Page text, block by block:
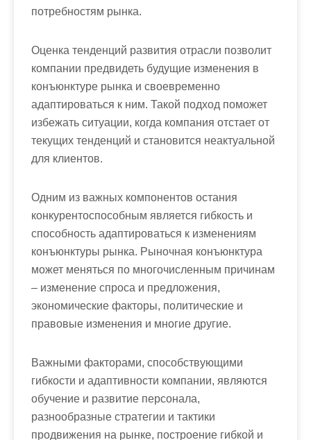
потребностям рынка.
Оценка тенденций развития отрасли позволит
компании предвидеть будущие изменения в
конъюнктуре рынка и своевременно
адаптироваться к ним. Такой подход поможет
избежать ситуации, когда компания отстает от
текущих тенденций и становится неактуальной
для клиентов.
Одним из важных компонентов остания
конкурентоспособным является гибкость и
способность адаптироваться к изменениям
конъюнктуры рынка. Рыночная конъюнктура
может меняться по многочисленным причинам
– изменение спроса и предложения,
экономические факторы, политические и
правовые изменения и многие другие.
Важными факторами, способствующими
гибкости и адаптивности компании, являются
обучение и развитие персонала,
разнообразные стратегии и тактики
продвижения на рынке, построение гибкой и